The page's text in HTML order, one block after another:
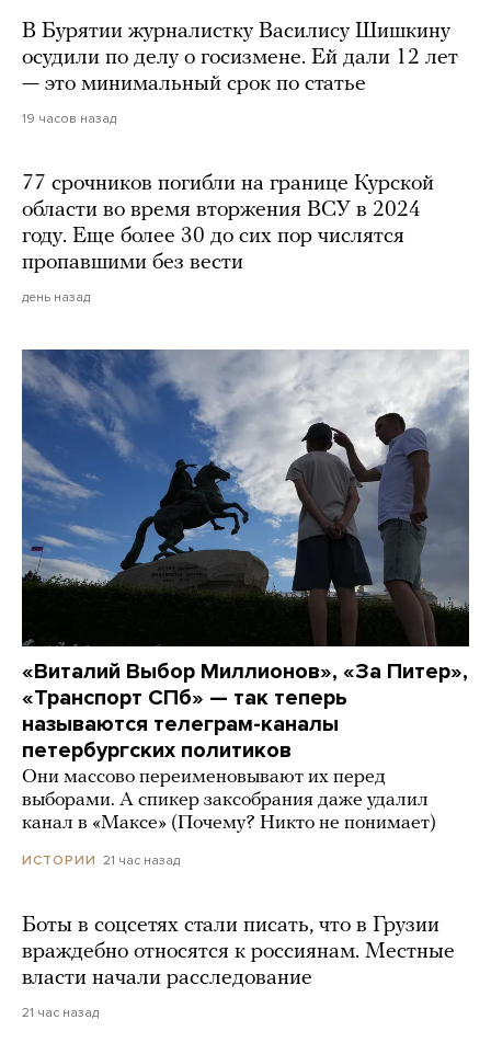
В Бурятии журналистку Василису Шишкину
осудили по делу о госизмене. Ей дали 12 лет
— это минимальный срок по статье
19 часов назад
77 срочников погибли на границе Курской
области во время вторжения ВСУ в 2024
году. Еще более 30 до сих пор числятся
пропавшими без вести
день назад
«Виталий Выбор Миллионов», «За Питер»,
«Транспорт СПб» — так теперь
называются телеграм-каналы
петербургских политиков
Они массово переименовывают их перед
выборами. А спикер заксобрания даже удалил
канал в «Максе» (Почему? Никто не понимает)
ИСТОРИИ 21 час назад
Боты в соцсетях стали писать, что в Грузии
враждебно относятся к россиянам. Местные
власти начали расследование
21 час назад